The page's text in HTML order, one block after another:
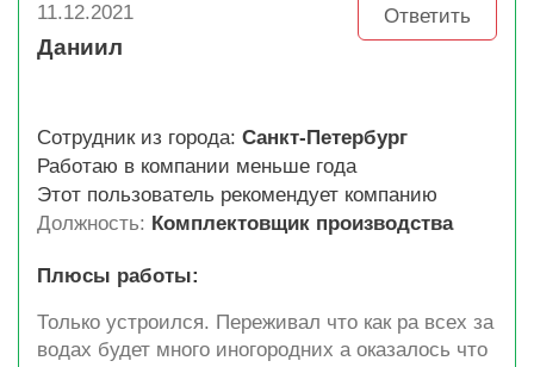
11.12.2021 Ответить
Даниил
Сотрудник из города: Санкт-Петербург
Работаю в компании меньше года
Этот пользователь рекомендует компанию
Должность: Комплектовщик производства
Плюсы работы:
Только устроился. Переживал что как ра всех за
водах будет много иногородних а оказалось что